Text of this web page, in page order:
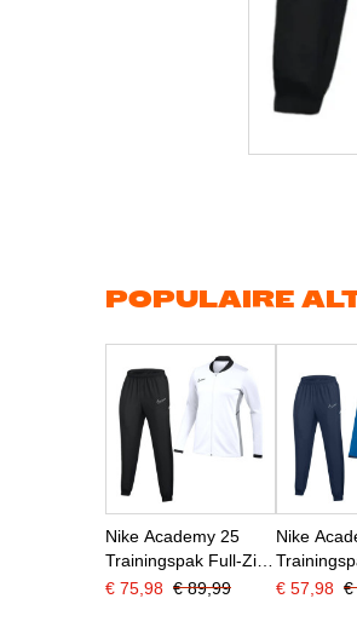
gallerij
POPULAIRE
Nike Academy 25
Trainingspak Full-Zip
Wit Zwart Grijs
€ 75,98 € 89,99
Nike
Blauw
€ 57,98 €